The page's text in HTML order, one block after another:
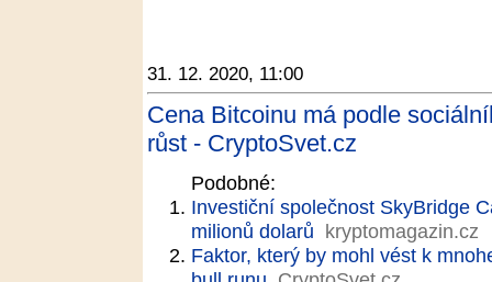
31. 12. 2020, 11:00
Cena Bitcoinu má podle
růst - CryptoSvet.cz
Podobné:
Investiční společnost SkyBridge
milionů dolarů kryptomagazin.cz
Faktor, který by mohl vést k